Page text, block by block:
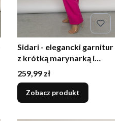
Sidari - elegancki garnitur
z krótką marynarką i
szerokimi spodniami
fuksja
Cena
259,99 zł
Zobacz produkt